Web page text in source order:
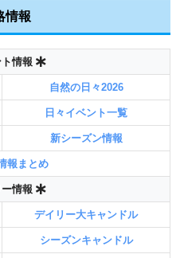
情報
情報
自然の日々2026
日々イベント一覧
新シーズン情報
報まとめ
情報
デイリー大キャンドル
シーズンキャンドル